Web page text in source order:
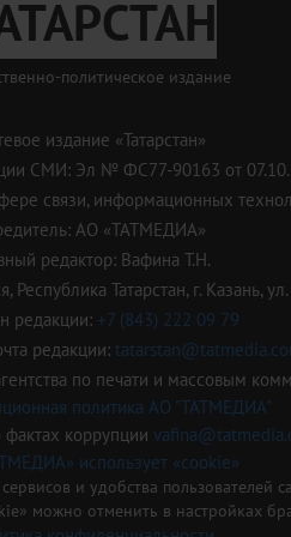
политическое издание
издание «Татарстан»
СМИ: Эл № ФС77-90163 от
связи, информационных
АО «ТАТМЕДИА»
редактор: Вафина Т.Н.
Татарстан, г. Казань,
редакции: +7 (843) 222 09 79
редакции:
по печати и массовым
политика АО "ТАТМЕДИА"
коррупции
использует «cookie»
и удобства пользователей
можно отменить в настройках